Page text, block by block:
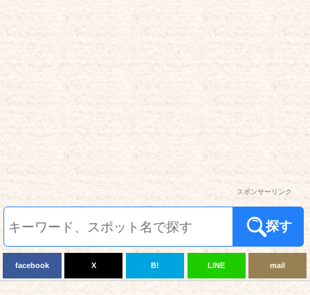
スポンサーリンク
探す
facebook X B! LINE mail